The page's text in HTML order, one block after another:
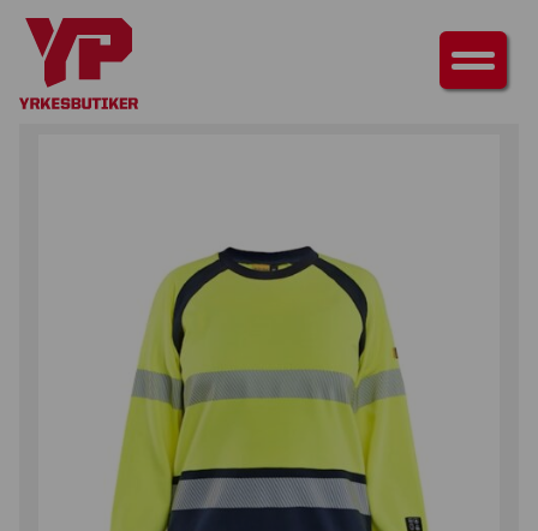
HEM ÖVERDELAR